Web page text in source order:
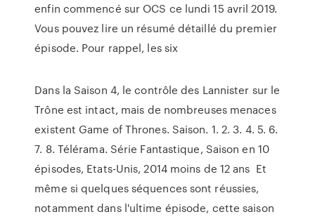
enfin commencé sur OCS ce lundi 15 avril 2019.
Vous pouvez lire un résumé détaillé du premier
épisode. Pour rappel, les six
Dans la Saison 4, le contrôle des Lannister sur le
Trône est intact, mais de nombreuses menaces
existent Game of Thrones. Saison. 1. 2. 3. 4. 5. 6.
7. 8. Télérama. Série Fantastique, Saison en 10
épisodes, Etats-Unis, 2014 moins de 12 ans Et
même si quelques séquences sont réussies,
notamment dans l'ultime épisode, cette saison